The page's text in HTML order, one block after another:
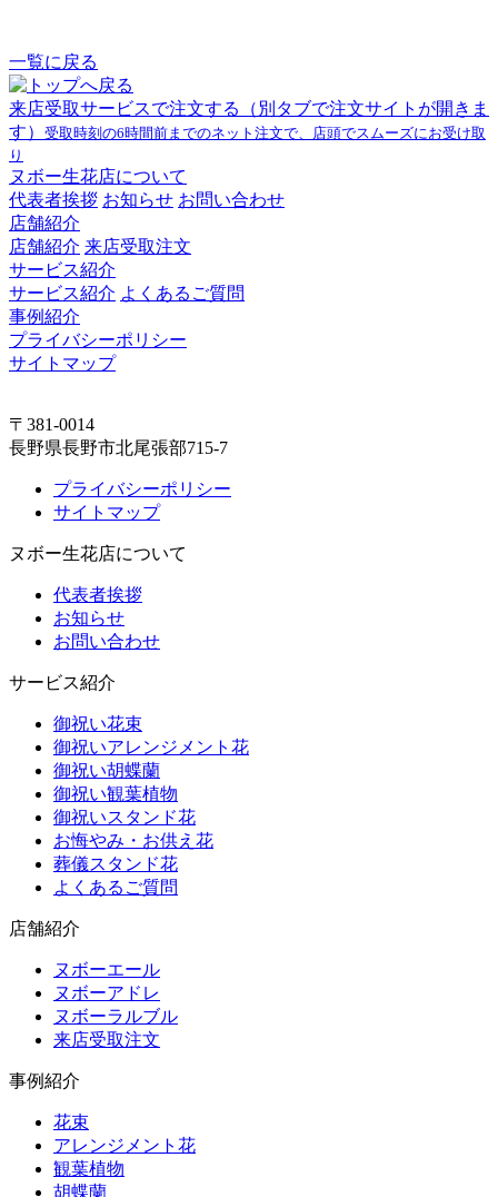
一覧に戻る
来店受取サービスで注文する
（別タブで注文サイトが開きま
す） 受取時刻の6時間前までのネット注文で、店頭でスムーズにお受け取
り
ヌボー生花店について
代表者挨拶 お知らせ お問い合わせ
店舗紹介
店舗紹介 来店受取注文
サービス紹介
サービス紹介 よくあるご質問
事例紹介
プライバシーポリシー
サイトマップ
〒381-0014
長野県長野市北尾張部715-7
プライバシーポリシー
サイトマップ
ヌボー生花店について
代表者挨拶
お知らせ
お問い合わせ
サービス紹介
御祝い花束
御祝いアレンジメント花
御祝い胡蝶蘭
御祝い観葉植物
御祝いスタンド花
お悔やみ・お供え花
葬儀スタンド花
よくあるご質問
店舗紹介
ヌボーエール
ヌボーアドレ
ヌボーラルブル
来店受取注文
事例紹介
花束
アレンジメント花
観葉植物
胡蝶蘭